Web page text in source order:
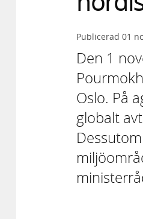
Publicerad 01
Den 1
Oslo. På
globalt